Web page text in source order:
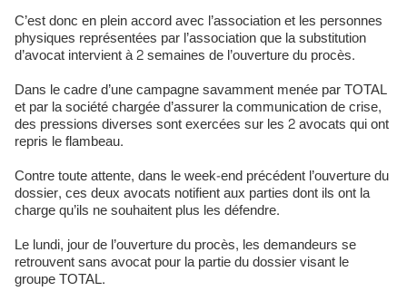
C’est donc en plein accord avec l’association et les personnes
physiques représentées par l’association que la substitution
d’avocat intervient à 2 semaines de l’ouverture du procès.
Dans le cadre d’une campagne savamment menée par TOTAL
et par la société chargée d’assurer la communication de crise,
des pressions diverses sont exercées sur les 2 avocats qui ont
repris le flambeau.
Contre toute attente, dans le week-end précédent l’ouverture du
dossier, ces deux avocats notifient aux parties dont ils ont la
charge qu’ils ne souhaitent plus les défendre.
Le lundi, jour de l’ouverture du procès, les demandeurs se
retrouvent sans avocat pour la partie du dossier visant le
groupe TOTAL.